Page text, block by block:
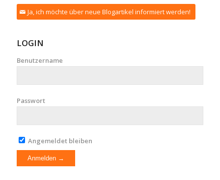
Ja, ich möchte über neue Blogartikel informiert werden!
LOGIN
Benutzername
Passwort
Angemeldet bleiben